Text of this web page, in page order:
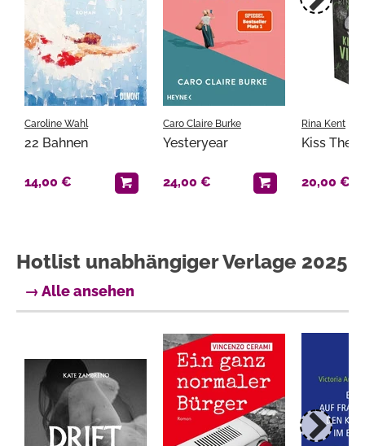
Caroline Wahl
22 Bahnen
14,00 €
Caro Claire Burke
Yesteryear
24,00 €
Rina Kent
Kiss The
20,00 €
Hotlist unabhängiger Verlage 2025
→ Alle ansehen